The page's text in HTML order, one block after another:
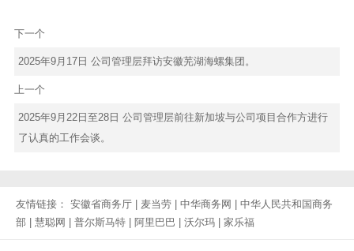
下一个
2025年9月17日 公司管理层拜访安徽芜湖海螺集团。
上一个
2025年9月22日至28日 公司管理层前往新加坡与公司项目合作方进行
了认真的工作会谈。
友情链接： 安徽省商务厅 麦当劳 中华商务网
中华人民共和国商务
部
慧聪网 普尔斯马特 阿里巴巴 沃尔玛 家乐福